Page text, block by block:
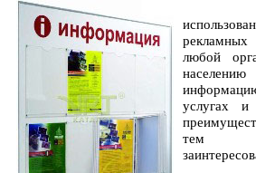
любой
услугах и
тем